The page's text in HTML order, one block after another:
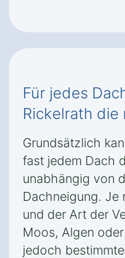
Für jedes
Rickelrath die
Grundsätzlich
fast jedem Dach
unabhängig von
Dachneigung. Je
und der Art der
Moos, Algen
jedoch